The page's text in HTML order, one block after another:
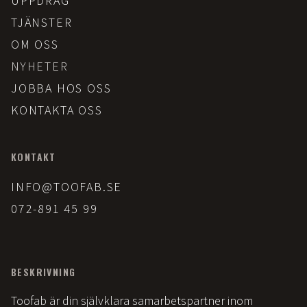
TJÄNSTER
OM OSS
NYHETER
JOBBA HOS OSS
KONTAKTA OSS
KONTAKT
INFO@TOOFAB.SE
072-891 45 99
BESKRIVNING
Toofab är din självklara samarbetspartner inom